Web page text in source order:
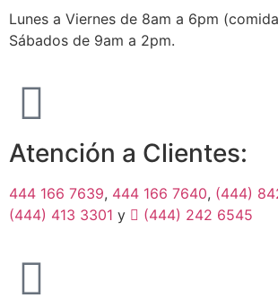
Lunes a Viernes de 8am a 6pm
Sábados de 9am a 2pm.
Atención a Clientes:
444 166 7639, 444 166 7640, (444)
(444) 413 3301 y (444) 242 6545